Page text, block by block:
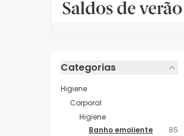
Categorias
Higiene
Corporal
Higiene
Banho emoliente
85